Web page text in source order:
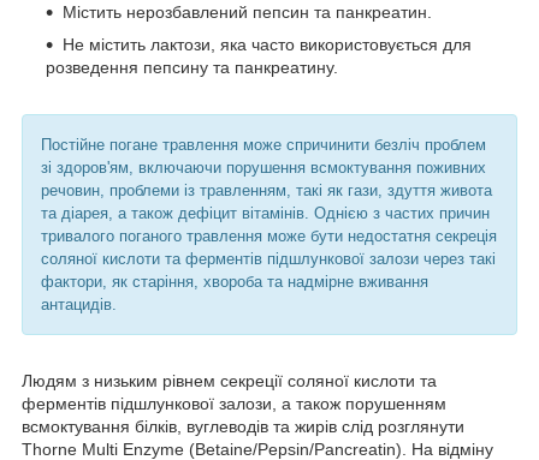
Містить нерозбавлений пепсин та панкреатин.
Не містить лактози, яка часто використовується для
розведення пепсину та панкреатину.
Постійне погане травлення може спричинити безліч проблем
зі здоров'ям, включаючи порушення всмоктування поживних
речовин, проблеми із травленням, такі як гази, здуття живота
та діарея, а також дефіцит вітамінів. Однією з частих причин
тривалого поганого травлення може бути недостатня секреція
соляної кислоти та ферментів підшлункової залози через такі
фактори, як старіння, хвороба та надмірне вживання
антацидів.
Людям з низьким рівнем секреції соляної кислоти та
ферментів підшлункової залози, а також порушенням
всмоктування білків, вуглеводів та жирів слід розглянути
Thorne Multi Enzyme (Betaine/Pepsin/Pancreatin). На відміну